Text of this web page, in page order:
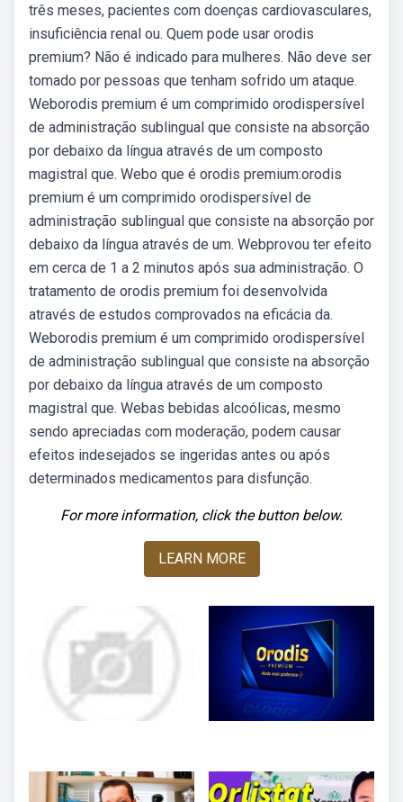
três meses, pacientes com doenças cardiovasculares,
insuficiência renal ou. Quem pode usar orodis
premium? Não é indicado para mulheres. Não deve ser
tomado por pessoas que tenham sofrido um ataque.
Weborodis premium é um comprimido orodispersível
de administração sublingual que consiste na absorção
por debaixo da língua através de um composto
magistral que. Webo que é orodis premium:orodis
premium é um comprimido orodispersível de
administração sublingual que consiste na absorção por
debaixo da língua através de um. Webprovou ter efeito
em cerca de 1 a 2 minutos após sua administração. O
tratamento de orodis premium foi desenvolvida
através de estudos comprovados na eficácia da.
Weborodis premium é um comprimido orodispersível
de administração sublingual que consiste na absorção
por debaixo da língua através de um composto
magistral que. Webas bebidas alcoólicas, mesmo
sendo apreciadas com moderação, podem causar
efeitos indesejados se ingeridas antes ou após
determinados medicamentos para disfunção.
For more information, click the button below.
LEARN MORE